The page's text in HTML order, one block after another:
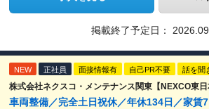
掲載終了予定日：
NEW 正社員 面接情報有 自己PR不要 話を聞
株式会社ネクスコ・メンテナンス関東【NEXCO東日
車両整備／完全土日祝休／年休134日／家賃